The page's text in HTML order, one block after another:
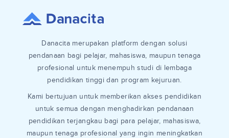
Danacita merupakan platform dengan solusi
pendanaan bagi pelajar, mahasiswa, maupun tenaga
profesional untuk menempuh studi di lembaga
pendidikan tinggi dan program kejuruan.
Kami bertujuan untuk memberikan akses pendidikan
untuk semua dengan menghadirkan pendanaan
pendidikan terjangkau bagi para pelajar, mahasiswa,
maupun tenaga profesional yang ingin meningkatkan